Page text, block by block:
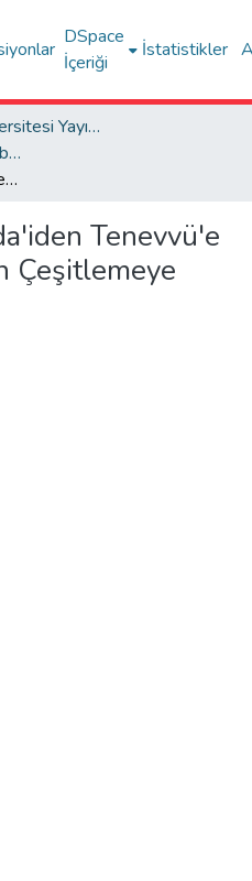
DSpace
İçeriği
İstatistikler
FSM Vakıf Üniversitesi Yayınları / Publications of FSM Vakif University
İlmî Araştırmalar : Dil, Edebiyat, Tarih İncelemeleri
Divan Şiirinde Teda'iden Tenevvü'e ya da Çağrışımdan Çeşitlemeye
Tenevvü'e
Çeşitlemeye